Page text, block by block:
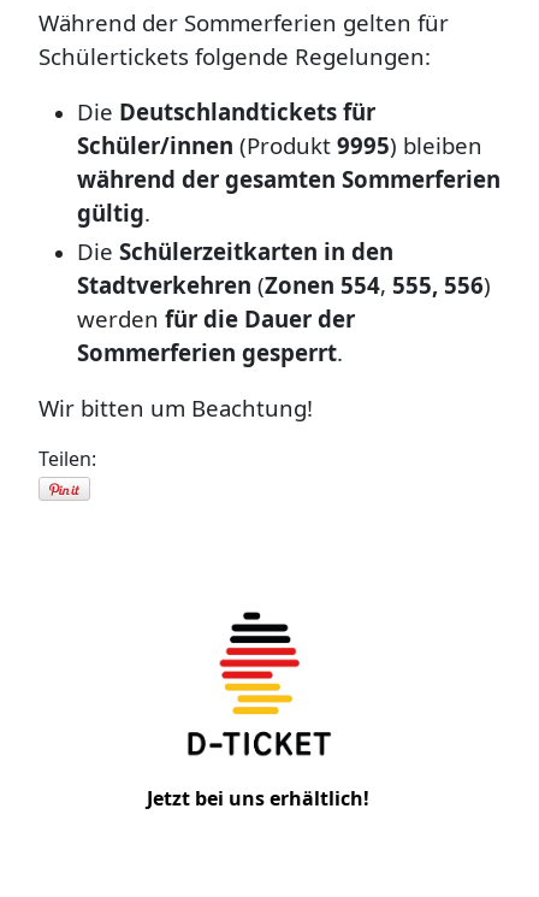
Während der Sommerferien gelten für
Schülertickets folgende Regelungen:
Die Deutschlandtickets für
Schüler/innen (Produkt 9995) bleiben
während der gesamten Sommerferien
gültig.
Die Schülerzeitkarten in den
Stadtverkehren (Zonen 554, 555, 556)
werden für die Dauer der
Sommerferien gesperrt.
Wir bitten um Beachtung!
Teilen:
Jetzt bei uns erhältlich!